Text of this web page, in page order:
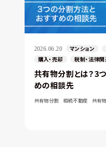
2026.06.20 マンション
購入・売却
税制・法律
共有物分割とは？3
めの相談先
共有物分割 相続不動産 共有